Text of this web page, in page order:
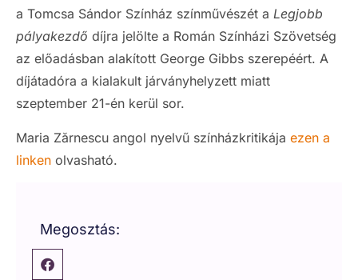
a Tomcsa Sándor Színház színművészét a Legjobb
pályakezdő díjra jelölte a Román Színházi Szövetség
az előadásban alakított George Gibbs szerepéért. A
díjátadóra a kialakult járványhelyzett miatt
szeptember 21-én kerül sor.
Maria Zărnescu angol nyelvű színházkritikája ezen a
linken olvasható.
Megosztás: